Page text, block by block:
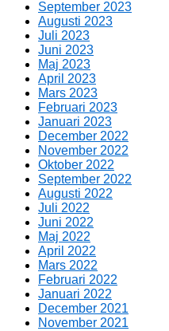
September 2023
Augusti 2023
Juli 2023
Juni 2023
Maj 2023
April 2023
Mars 2023
Februari 2023
Januari 2023
December 2022
November 2022
Oktober 2022
September 2022
Augusti 2022
Juli 2022
Juni 2022
Maj 2022
April 2022
Mars 2022
Februari 2022
Januari 2022
December 2021
November 2021